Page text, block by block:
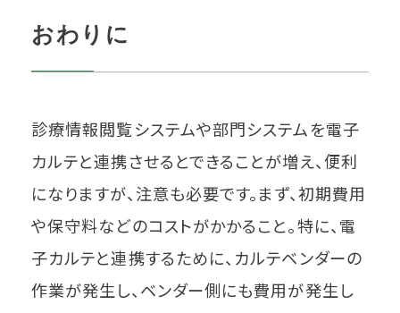
おわりに
診療情報閲覧システムや部門システムを電子
カルテと連携させるとできることが増え、便利
になりますが、注意も必要です。まず、初期費用
や保守料などのコストがかかること。特に、電
子カルテと連携するために、カルテベンダーの
作業が発生し、ベンダー側にも費用が発生し